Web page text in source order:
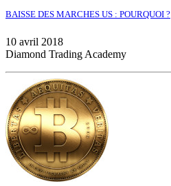
BAISSE DES MARCHES US : POURQUOI ?
10 avril 2018
Diamond Trading Academy